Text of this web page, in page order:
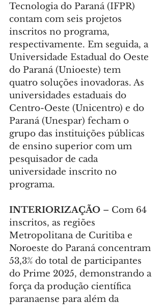
Tecnologia do Paraná (IFPR)
contam com seis projetos
inscritos no programa,
respectivamente. Em seguida, a
Universidade Estadual do Oeste
do Paraná (Unioeste) tem
quatro soluções inovadoras. As
universidades estaduais do
Centro-Oeste (Unicentro) e do
Paraná (Unespar) fecham o
grupo das instituições públicas
de ensino superior com um
pesquisador de cada
universidade inscrito no
programa.
INTERIORIZAÇÃO – Com 64
inscritos, as regiões
Metropolitana de Curitiba e
Noroeste do Paraná concentram
53,3% do total de participantes
do Prime 2025, demonstrando a
força da produção científica
paranaense para além da